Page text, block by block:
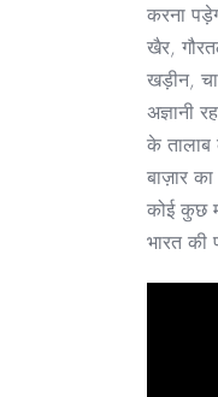
करना
खैर,
खड़ीन,
अज्ञानी
के
बाज़ार
कोई कुछ
भारत की